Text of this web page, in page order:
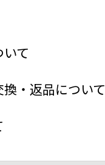
て
・返品について